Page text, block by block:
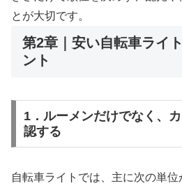
とが大切です。
第2章｜安い自転車ライ
ント
1．ルーメンだけでなく、
認する
自転車ライトでは、主に次の単位